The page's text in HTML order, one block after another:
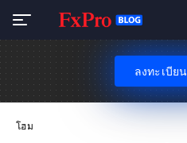
ลงทะเบีย
โฮม